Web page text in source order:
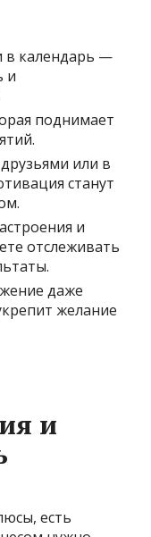
в календарь —
и
поднимает
или в
станут
и
отслеживать
даже
желание
и
есть